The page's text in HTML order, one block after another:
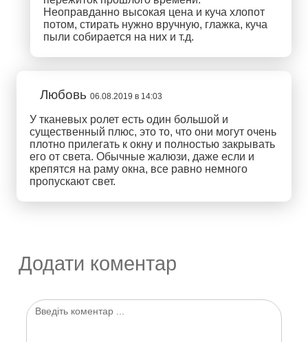
Неоправданно высокая цена и куча хлопот
потом, стирать нужно вручную, глажка, куча
пыли собирается на них и т.д.
Любовь 06.08.2019 в 14:03
У тканевых ролет есть один большой и
существенный плюс, это то, что они могут очень
плотно прилегать к окну и полностью закрывать
его от света. Обычные жалюзи, даже если и
крепятся на раму окна, все равно немного
пропускают свет.
Додати коментар